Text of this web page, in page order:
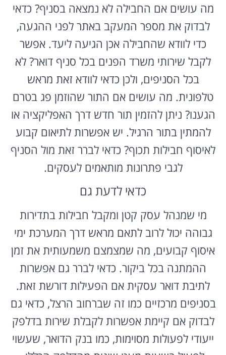
מה עושים אם החבילה לא נמצאה בסניף? כדאי
לבדוק את מספר המעקב באתר לפני ההגעה,
כדי לוודא שהחבילה אכן הגיעה ליעד. אפשר
לקבל שירותי משרד הפנים בכל סניף דואר? לא
בכל הסניפים, ולכן כדאי לוודא זאת מראש
טלפונית. מה עושים אם התור שהוזמן פג בטרם
הגענו? ניתן להזמין תור חדש דרך האפליקציה או
להמתין בתור הרגיל. יש אפשרות לתיאום קבוע
לאיסוף חבילות תכוף? כדאי לברר זאת מול הסניף
לגבי פתרונות מותאמים לעסקים.
כדאי לדעת גם
מי שמנהל עסק קטן ומקבל חבילות בתדירות
גבוהה יכול לרוב לתאם מראש דרך המערכת ימי
איסוף קבועים, מה שמצמצם משמעותית את זמן
ההמתנה בכל ביקור. כדאי לברר גם אפשרות
לתיבת דואר עסקית אם הפעילות דורשת זאת.
בסניפים מרכזיים כמו זה שברחוב הרצל, כדאי גם
לבדוק אם קיימת אפשרות לקבלת שירות בדלפק
ייעודי לפעולות מסוימות, כמו בנק הדואר, שעשוי